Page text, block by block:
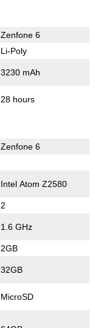
Zenfone 6
Li-Poly
3230 mAh
28 hours
Zenfone 6
Intel Atom Z2580
2
1.6 GHz
2GB
32GB
MicroSD